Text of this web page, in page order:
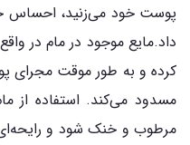
پوست خود می‌زنید، احساس
داد.مایع موجود در مام در
کرده و به طور موقت مجرای
مسدود می‌کند. استفاده از
مرطوب و خنک شود و